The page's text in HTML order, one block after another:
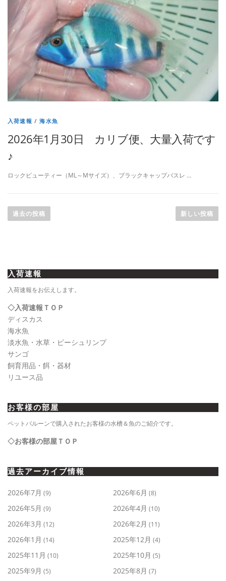
入荷速報 /海水魚
2026年1月30日 カリブ便、大量入荷です
♪
ロックビューティー（ML～Mサイズ）、ブラックキャップバスレ …
稿
シ
ョ
ン
過去の投稿 新しい投稿
入荷速報
入荷速報をお伝えします。
◇入荷速報ＴＯＰ
ディスカス
海水魚
淡水魚・水草・ビーシュリンプ
サンゴ
飼育用品・餌・器材
リユース品
お客様の部屋
ペットバルーンで購入されたお客様の水槽＆魚のご紹介です。
◇お客様の部屋ＴＯＰ
過去アーカイブ情報
2026年7月 (9) 2026年6月 (8)
2026年5月 (9) 2026年4月 (10)
2026年3月 (12) 2026年2月 (11)
2026年1月 (14) 2025年12月 (4)
2025年11月 (10) 2025年10月 (5)
2025年9月 (5) 2025年8月 (7)